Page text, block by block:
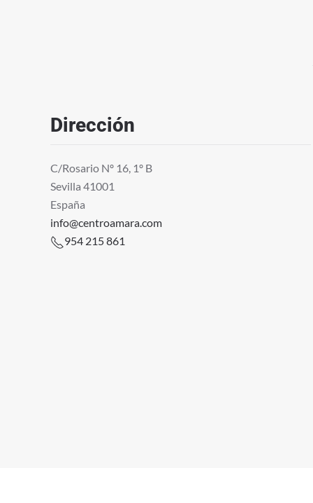
Dirección
C/Rosario Nº 16, 1º B
Sevilla 41001
España
info@centroamara.com
954 215 861